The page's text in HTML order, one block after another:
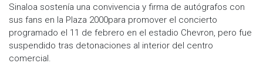
Sinaloa sostenía una convivencia y firma de autógrafos con
sus fans en la Plaza 2000para promover el concierto
programado el 11 de febrero en el estadio Chevron, pero fue
suspendido tras detonaciones al interior del centro
comercial.